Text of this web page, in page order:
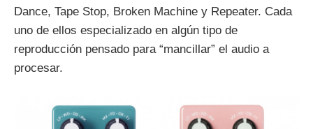
Dance, Tape Stop, Broken Machine y Repeater. Cada
uno de ellos especializado en algún tipo de
reproducción pensado para “mancillar” el audio a
procesar.